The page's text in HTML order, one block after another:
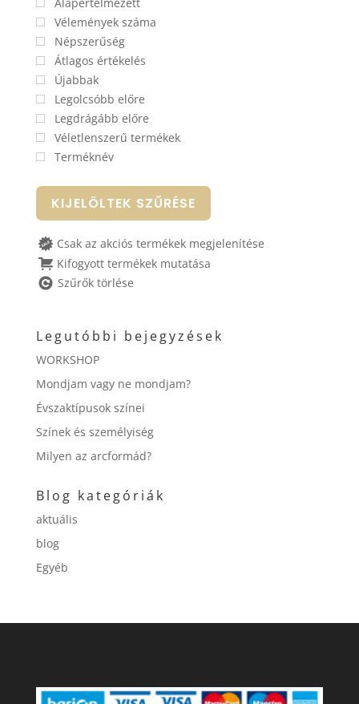
Vélemények száma
Népszerűség
Átlagos értékelés
Újabbak
Legolcsóbb előre
Legdrágább előre
Véletlenszerű termékek
Terméknév
KIJELÖLTEK SZŰRÉSE
Csak az akciós termékek megjelenítése
Kifogyott termékek mutatása
Szűrők törlése
Legutóbbi bejegyzések
WORKSHOP
Mondjam vagy ne mondjam?
Évszaktípusok színei
Színek és személyiség
Milyen az arcformád?
Blog kategóriák
aktuális
blog
Egyéb